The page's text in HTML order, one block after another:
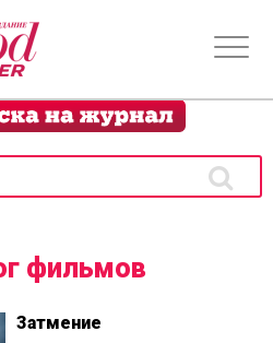
фильмов
Затмение